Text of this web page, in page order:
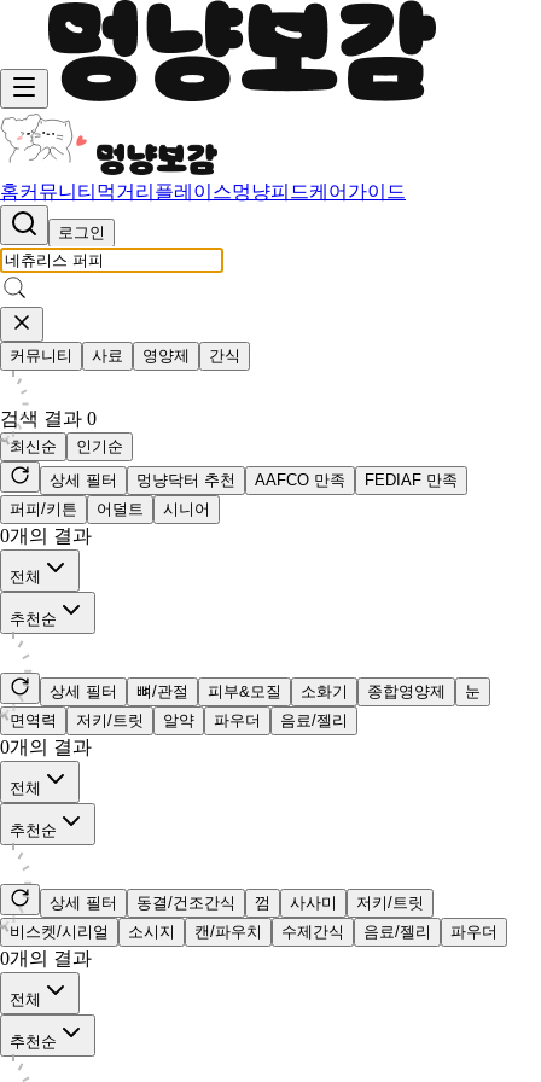
홈커뮤니티 먹거리 플레이스멍냥피드케어가이드
로그인
커뮤니티 사료 영양제 간식
검색 결과 0
최신순
인기순
상세 필터
멍냥닥터 추천 AAFCO 만족
FEDIAF 만족
퍼피/키튼
어덜트 시니어
0개의 결과
전체
추천순
상세 필터 뼈/관절 피부&모질 소화기 종합영양제
눈
면역력
저키/트릿 알약 파우더 음료/젤리
0개의 결과
전체
추천순
상세 필터 동결/건조간식 껌 사사미
저키/트릿
비스켓/시리얼
소시지 캔/파우치 수제간식 음료/젤리 파우더
0개의 결과
전체
추천순